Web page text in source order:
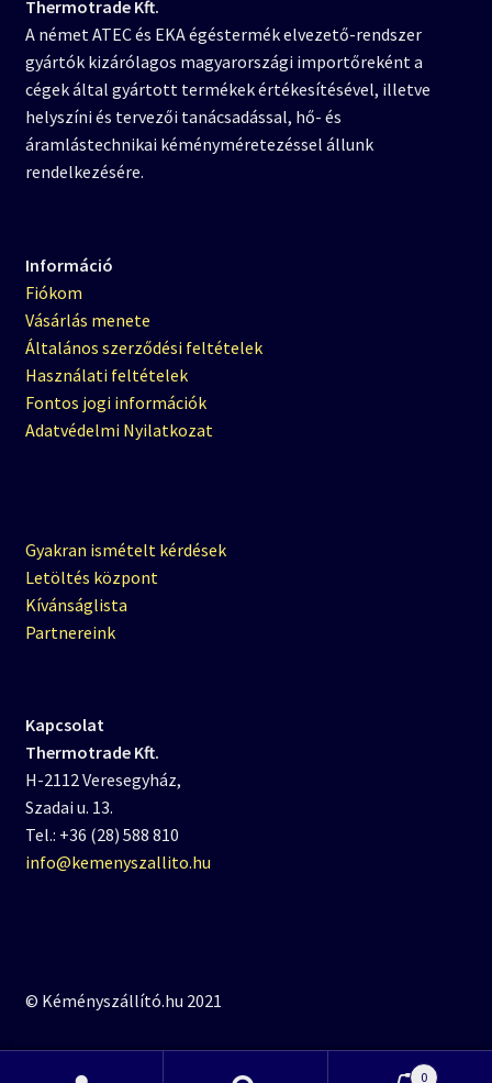
Thermotrade Kft.
A német ATEC és EKA égéstermék elvezető-rendszer
gyártók kizárólagos magyarországi importőreként a
cégek által gyártott termékek értékesítésével, illetve
helyszíni és tervezői tanácsadással, hő- és
áramlástechnikai kéményméretezéssel állunk
rendelkezésére.
Információ
Fiókom
Vásárlás menete
Általános szerződési feltételek
Használati feltételek
Fontos jogi információk
Adatvédelmi Nyilatkozat
Gyakran ismételt kérdések
Letöltés központ
Kívánságlista
Partnereink
Kapcsolat
Thermotrade Kft.
H-2112 Veresegyház,
Szadai u. 13.
Tel.: +36 (28) 588 810
info@kemenyszallito.hu
© Kéményszállító.hu 2021
0